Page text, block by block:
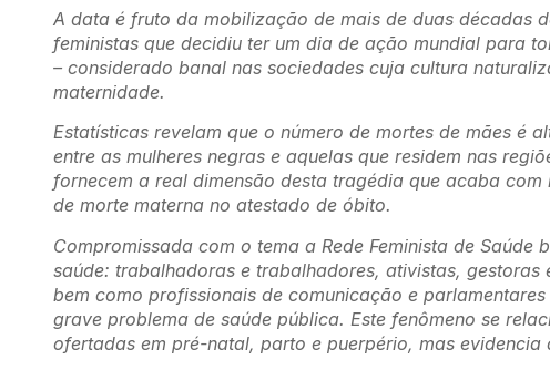
A data é fruto da mobilização de mais de duas décadas
feministas que decidiu ter um dia de ação mundial para
– considerado banal nas sociedades cuja cultura
maternidade.
Estatísticas revelam que o número de mortes de mães é
entre as mulheres negras e aquelas que residem nas
fornecem a real dimensão desta tragédia que acaba
de morte materna no atestado de óbito.
Compromissada com o tema a Rede Feminista de
saúde: trabalhadoras e trabalhadores, ativistas,
bem como profissionais de comunicação e
grave problema de saúde pública. Este fenômeno se
ofertadas em pré-natal, parto e puerpério, mas